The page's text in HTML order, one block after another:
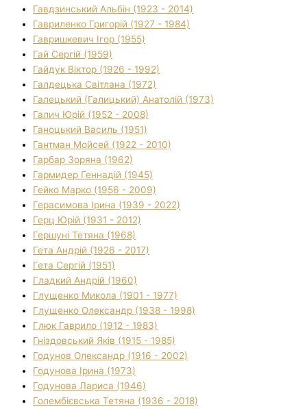
Гавдзинський Альбін (1923 - 2014)
Гавриленко Григорій (1927 - 1984)
Гавришкевич Ігор (1955)
Гай Сергій (1959)
Гайдук Віктор (1926 - 1992)
Галдецька Світлана (1972)
Галецький (Галицький) Анатолій (1973)
Галич Юрій (1952 - 2008)
Ганоцький Василь (1951)
Гантман Мойсей (1922 - 2010)
Гарбар Зоряна (1962)
Гармидер Геннадій (1945)
Гейко Марко (1956 - 2009)
Герасимова Ірина (1939 - 2022)
Герц Юрій (1931 - 2012)
Гершуні Тетяна (1968)
Гета Андрій (1926 - 2017)
Гета Сергій (1951)
Гладкий Андрій (1960)
Глущенко Микола (1901 - 1977)
Глущенко Олександр (1938 - 1998)
Глюк Гаврило (1912 - 1983)
Гніздовський Яків (1915 - 1985)
Годунов Олександр (1916 - 2002)
Годунова Ірина (1973)
Годунова Лариса (1946)
Голембієвська Тетяна (1936 - 2018)